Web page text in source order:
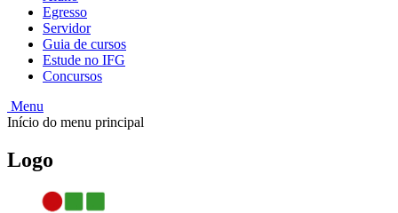
Egresso
Servidor
Guia de cursos
Estude no IFG
Concursos
Menu
Início do menu principal
Logo